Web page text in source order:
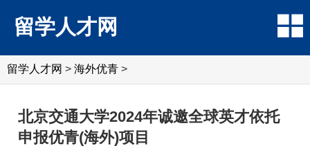
留学人才网
留学人才网 > 海外优青 >
北京交通大学2024年诚邀全球英才依托
申报优青(海外)项目